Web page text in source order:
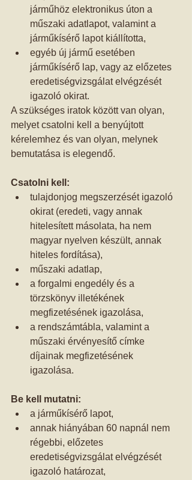
járműhöz elektronikus úton a
műszaki adatlapot, valamint a
járműkísérő lapot kiállította,
egyéb új jármű esetében
járműkísérő lap, vagy az előzetes
eredetiségvizsgálat elvégzését
igazoló okirat.
A szükséges iratok között van olyan,
melyet csatolni kell a benyújtott
kérelemhez és van olyan, melynek
bemutatása is elegendő.
Csatolni kell:
tulajdonjog megszerzését igazoló
okirat (eredeti, vagy annak
hitelesített másolata, ha nem
magyar nyelven készült, annak
hiteles fordítása),
műszaki adatlap,
a forgalmi engedély és a
törzskönyv illetékének
megfizetésének igazolása,
a rendszámtábla, valamint a
műszaki érvényesítő címke
díjainak megfizetésének
igazolása.
Be kell mutatni:
a járműkísérő lapot,
annak hiányában 60 napnál nem
régebbi, előzetes
eredetiségvizsgálat elvégzését
igazoló határozat,